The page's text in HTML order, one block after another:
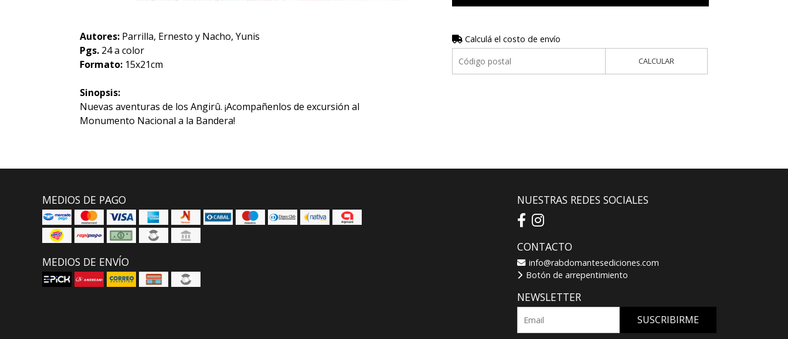
Autores:Parrilla, Ernesto y Nacho, Yunis
Pgs.24 a color
Formato:15x21cm
Sinopsis:
Nuevas aventuras de los Angirû. ¡Acompañenlos de excursión al
Monumento Nacional a la Bandera!
Calculá el costo de envío
CALCULAR
MEDIOS DE PAGO
MEDIOS DE ENVÍO
NUESTRAS REDES SOCIALES
CONTACTO
info@rabdomantesediciones.com
Botón de arrepentimiento
NEWSLETTER
SUSCRIBIRME